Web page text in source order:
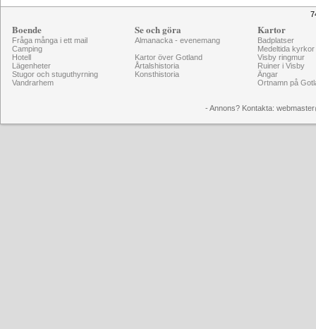
Boende
Fråga många i ett mail
Camping
Hotell
Lägenheter
Stugor och stuguthyrning
Vandrarhem
Se och göra
Almanacka - evenemang
Kartor över Gotland
Årtalshistoria
Konsthistoria
Kartor
Badplatser
Medeltida kyrkor
Visby ringmur
Ruiner i Visby
Ängar
Ortnamn på
- Annons? Kontakta: